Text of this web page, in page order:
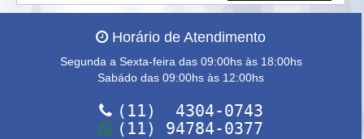
Horário de Atendimento
Segunda a Sexta-feira das 09:00hs às 18:00hs
Sabádo das 09:00hs às 12:00hs
(11) 4304-0743
(11) 94784-0377